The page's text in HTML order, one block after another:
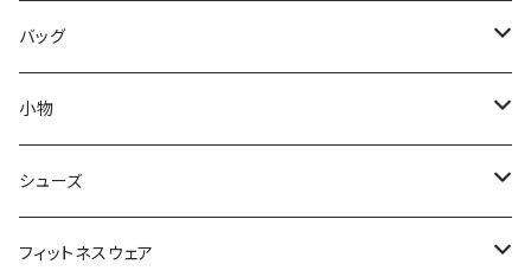
その他
その他
袖付き
ノースリーブ
パンツドレス
ナイトドレス
その他
ブレスレット
ピアス
コサージュ
リング
ブラ/ブラトップ/ベアトップ
ショーツ
タンクトップ/キャミソール
半袖/5分
バッグ
サブバッグ
クラッチバッグ
トートバッグ
小物
マフラー/スカーフ/ストール
財布
シューズ
スニーカー
フィットネスウェア